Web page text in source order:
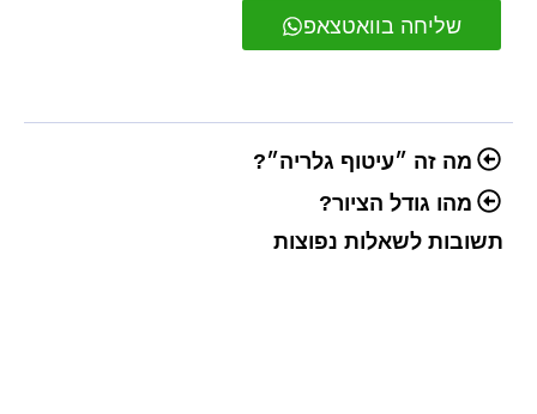
שליחה בוואטצאפ
מה זה ״עיטוף גלריה״?
מהו גודל הציור?
תשובות לשאלות נפוצות